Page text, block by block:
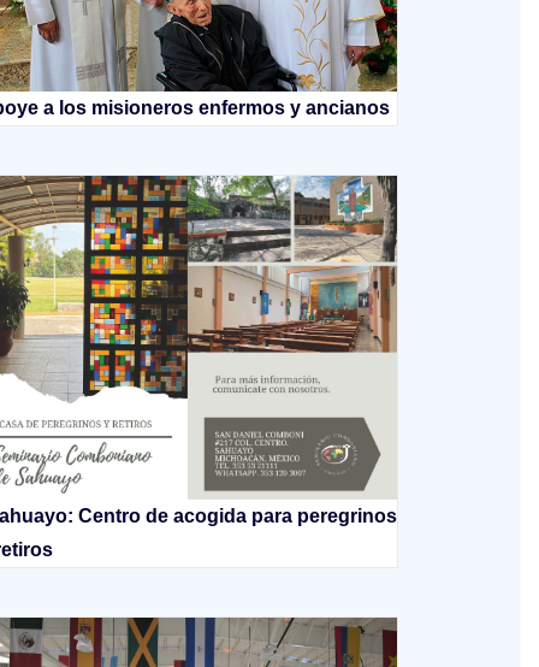
a los misioneros enfermos y ancianos
Centro de acogida para peregrinos